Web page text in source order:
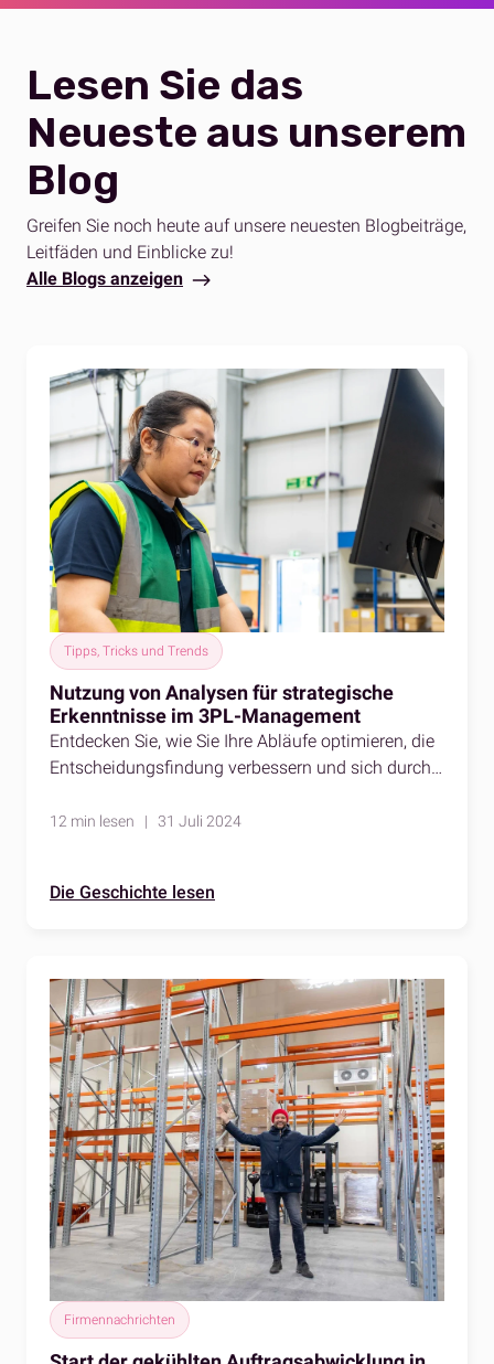
Lesen Sie das
Neueste aus unserem
Blog
Greifen Sie noch heute auf unsere neuesten Blogbeiträge,
Leitfäden und Einblicke zu!
Alle Blogs anzeigen
Tipps, Tricks und Trends
Nutzung von Analysen für strategische
Erkenntnisse im 3PL-Management
Entdecken Sie, wie Sie Ihre Abläufe optimieren, die
Entscheidungsfindung verbessern und sich durch
Wettbewerbsvorteil verschaffen können. Sehen Sie
12 min lesen | 31 Juli 2024
Die Geschichte lesen
Firmennachrichten